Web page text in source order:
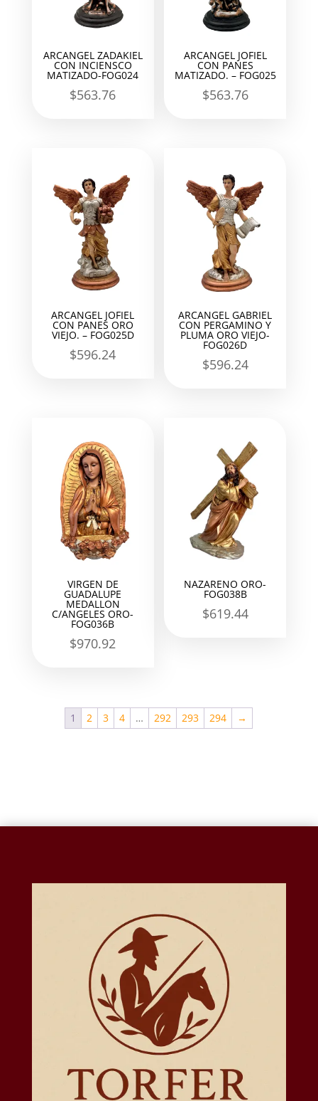
ARCANGEL ZADAKIEL
CON INCIENSCO
MATIZADO-FOG024
$563.76
ARCANGEL JOFIEL
CON PANES
MATIZADO. – FOG025
$563.76
ARCANGEL JOFIEL
CON PANES ORO
VIEJO. – FOG025D
$596.24
ARCANGEL GABRIEL
CON PERGAMINO Y
PLUMA ORO VIEJO-
FOG026D
$596.24
VIRGEN DE
GUADALUPE
MEDALLON
C/ANGELES ORO-
FOG036B
$970.92
NAZARENO ORO-
FOG038B
$619.44
1 2 3 4 … 292 293 294 →